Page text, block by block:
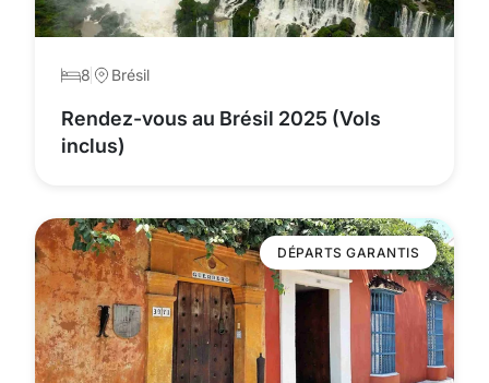
8 Brésil
Rendez-vous au Brésil 2025 (Vols
inclus)
DÉPARTS GARANTIS